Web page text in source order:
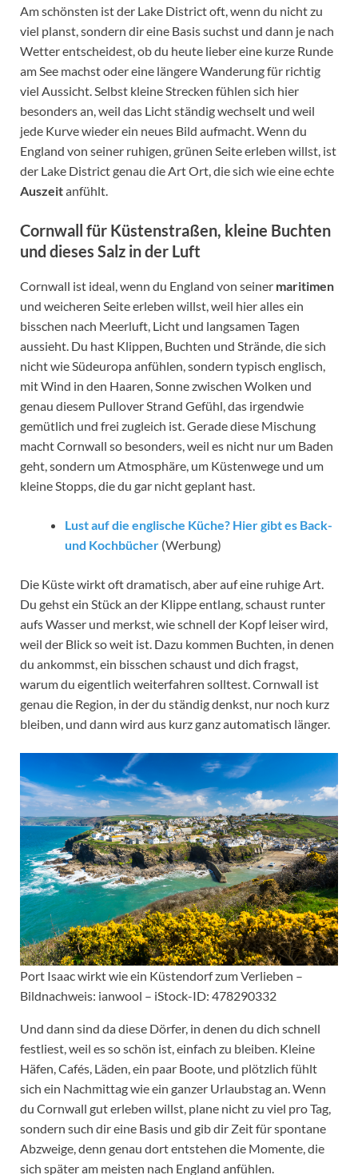
Am schönsten ist der Lake District oft, wenn du nicht zu
viel planst, sondern dir eine Basis suchst und dann je nach
Wetter entscheidest, ob du heute lieber eine kurze Runde
am See machst oder eine längere Wanderung für richtig
viel Aussicht. Selbst kleine Strecken fühlen sich hier
besonders an, weil das Licht ständig wechselt und weil
jede Kurve wieder ein neues Bild aufmacht. Wenn du
England von seiner ruhigen, grünen Seite erleben willst, ist
der Lake District genau die Art Ort, die sich wie eine echte
Auszeitanfühlt.
Cornwall für Küstenstraßen, kleine Buchten
und dieses Salz in der Luft
Cornwall ist ideal, wenn du England von seiner maritimen
und weicheren Seite erleben willst, weil hier alles ein
bisschen nach Meerluft, Licht und langsamen Tagen
aussieht. Du hast Klippen, Buchten und Strände, die sich
nicht wie Südeuropa anfühlen, sondern typisch englisch,
mit Wind in den Haaren, Sonne zwischen Wolken und
genau diesem Pullover Strand Gefühl, das irgendwie
gemütlich und frei zugleich ist. Gerade diese Mischung
macht Cornwall so besonders, weil es nicht nur um Baden
geht, sondern um Atmosphäre, um Küstenwege und um
kleine Stopps, die du gar nicht geplant hast.
Lust auf die englische Küche? Hier gibt es Back-
und Kochbücher (Werbung)
Die Küste wirkt oft dramatisch, aber auf eine ruhige Art.
Du gehst ein Stück an der Klippe entlang, schaust runter
aufs Wasser und merkst, wie schnell der Kopf leiser wird,
weil der Blick so weit ist. Dazu kommen Buchten, in denen
du ankommst, ein bisschen schaust und dich fragst,
warum du eigentlich weiterfahren solltest. Cornwall ist
genau die Region, in der du ständig denkst, nur noch kurz
bleiben, und dann wird aus kurz ganz automatisch länger.
Port Isaac wirkt wie ein Küstendorf zum Verlieben –
Bildnachweis: ianwool – iStock-ID: 478290332
Und dann sind da diese Dörfer, in denen du dich schnell
festliest, weil es so schön ist, einfach zu bleiben. Kleine
Häfen, Cafés, Läden, ein paar Boote, und plötzlich fühlt
sich ein Nachmittag wie ein ganzer Urlaubstag an. Wenn
du Cornwall gut erleben willst, plane nicht zu viel pro Tag,
sondern such dir eine Basis und gib dir Zeit für spontane
Abzweige, denn genau dort entstehen die Momente, die
sich später am meisten nach England anfühlen.